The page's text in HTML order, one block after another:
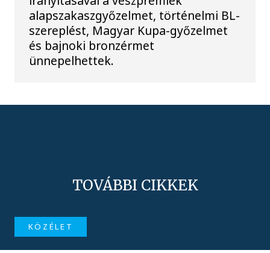
alapszakaszgyőzelmet, történelmi BL-
szereplést, Magyar Kupa-győzelmet
és bajnoki bronzérmet
ünnepelhettek.
TOVÁBBI CIKKEK
KÖZÉLET